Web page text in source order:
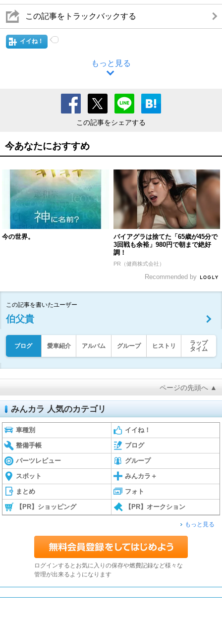
この記事をトラックバックする
イイね！
もっと見る
この記事をシェアする
今あなたにおすすめ
今の世界。
バイアグラは捨てた「65歳が45分で
3回戦も余裕」980円で朝まで絶好
調！
PR（健商株式会社）
Recommended by
この記事を書いたユーザー
伯父貴
ブログ 愛車紹介 アルバム グループ ヒストリ
ラップ
タイム
ページの先頭へ ▲
みんカラ 人気のカテゴリ
車種別 イイね！
整備手帳 ブログ
パーツレビュー グループ
スポット みんカラ＋
まとめ フォト
【PR】ショッピング 【PR】オークション
もっと見る
ログインするとお気に入りの保存や燃費記録など様々な
管理が出来るようになります